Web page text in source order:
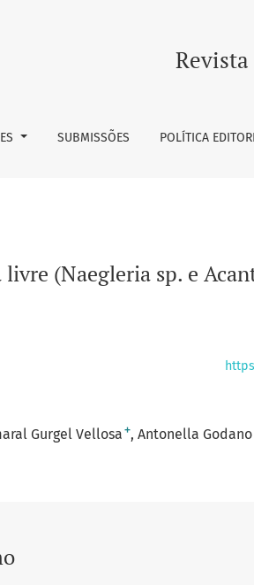
sp. e Acanthamoeba sp.)
SUBMISSÕES POLÍTICA
livre (Naegleria sp. e
Gurgel Vellosa + Antonella